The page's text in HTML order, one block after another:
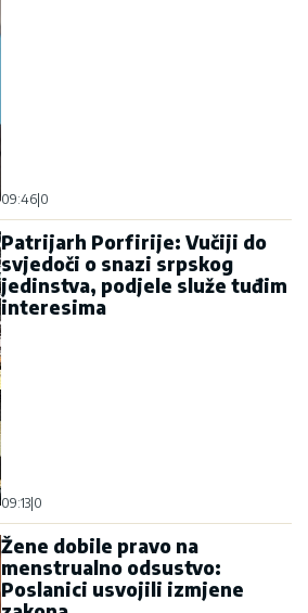
09:46|0
Patrijarh Porfirije: Vučiji do
svjedoči o snazi srpskog
jedinstva, podjele služe tuđim
interesima
09:13|0
Žene dobile pravo na
menstrualno odsustvo:
Poslanici usvojili izmjene